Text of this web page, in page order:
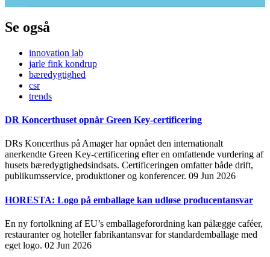
Se også
innovation lab
jarle fink kondrup
bæredygtighed
csr
trends
DR Koncerthuset opnår Green Key-certificering
DRs Koncerthus på Amager har opnået den internationalt
anerkendte Green Key-certificering efter en omfattende vurdering af
husets bæredygtighedsindsats. Certificeringen omfatter både drift,
publikumsservice, produktioner og konferencer. 09 Jun 2026
HORESTA: Logo på emballage kan udløse producentansvar
En ny fortolkning af EU’s emballageforordning kan pålægge caféer,
restauranter og hoteller fabrikantansvar for standardemballage med
eget logo. 02 Jun 2026